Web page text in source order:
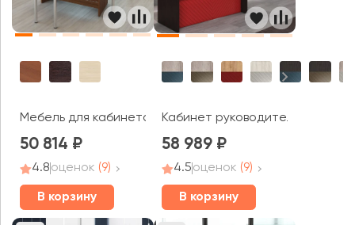
Мебель для кабинета руководителя Гранд / Grand
50 814
4.8оценок (9)
В корзину
Кабинет руководителя Torr
58 989
4.5оценок (9)
В корзину